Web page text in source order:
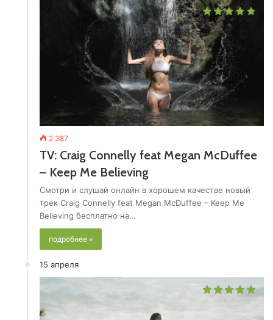
2 387
TV: Craig Connelly feat Megan McDuffee
– Keep Me Believing
Смотри и слушай онлайн в хорошем качестве новый
трек Craig Connelly feat Megan McDuffee – Keep Me
Believing бесплатно на…
подробнее »
15 апреля